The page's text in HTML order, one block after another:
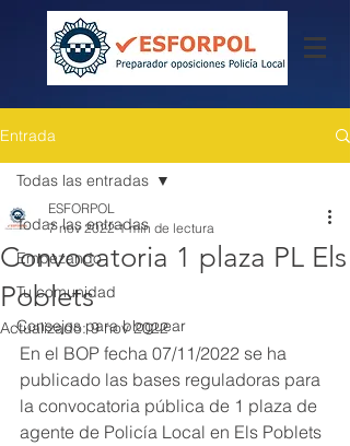
Entrada
Todas las entradas
Empezando
Tu comunidad
Consejos para bloguear
Todas las entradas
Convocatoria 1 plaza PL Els
Poblets
ESFORPOL
7 nov 2022 1 min de lectura
Actualizado:9 nov 2022
En el BOP fecha 07/11/2022 se ha
publicado las bases reguladoras para
la convocatoria pública de 1 plaza de
agente de Policía Local en Els Poblets